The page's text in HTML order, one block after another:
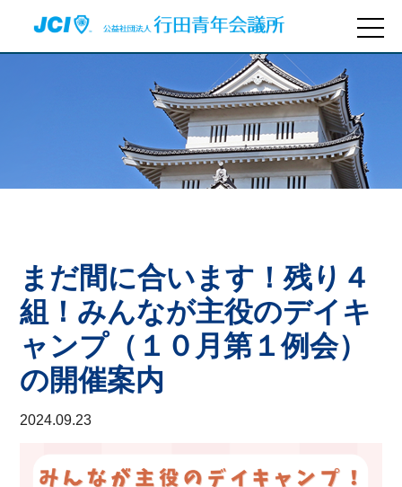
まだ間に合います！残り４
組！みんなが主役のデイキ
ャンプ（１０月第１例会）
の開催案内
2024.09.23